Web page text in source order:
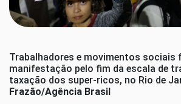
Trabalhadores e movimentos sociais
manifestação pelo fim da escala de
taxação dos super-ricos, no Rio de
Frazão/Agência Brasil